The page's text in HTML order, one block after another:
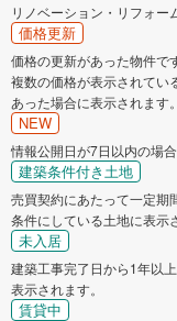
リノベーション・リフォー
価格更新
価格の更新があった物件です
複数の価格が表示されてい
あった場合に表示されます。
NEW
情報公開日が7日以内の場合
建築条件付き土地
売買契約にあたって一定期
条件にしている土地に表示
未入居
建築工事完了日から1年以
表示されます。
賃貸中